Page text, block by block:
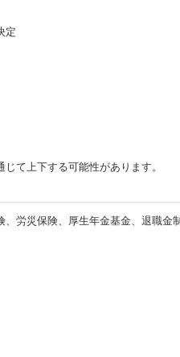
定
て上下する可能性があります。
労災保険、厚生年金基金、退職金